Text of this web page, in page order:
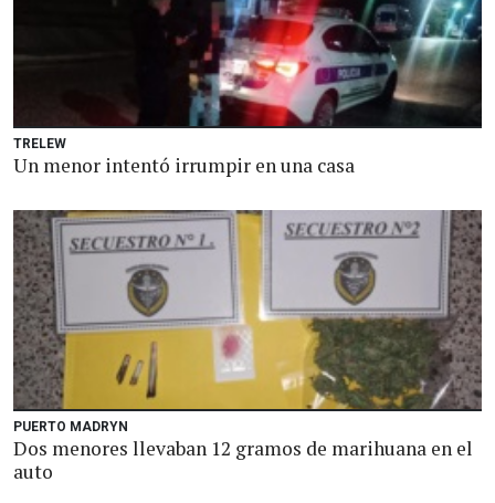
TRELEW
Un menor intentó irrumpir en una casa
PUERTO MADRYN
Dos menores llevaban 12 gramos de marihuana en el
auto